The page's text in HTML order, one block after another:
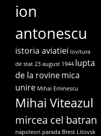
ion
antonescu
istoria aviatiei lovitura
de stat 23 august 1944 lupta
de la rovinemica
unire Mihai Eminescu
Mihai Viteazul
mircea cel batran
napoleon parada Brest Litovsk